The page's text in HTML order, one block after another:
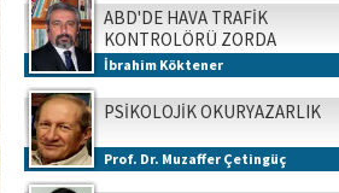
ABD'DE HAVA TRAFİK
KONTROLÖRÜ ZORDA
İbrahim Köktener
PSİKOLOJİK OKURYAZARLIK
Prof. Dr. Muzaffer Çetingüç